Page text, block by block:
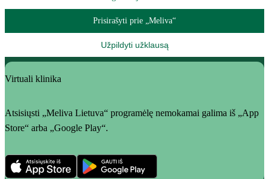
Prisirašyti prie „Meliva“
Užpildyti užklausą
Virtuali klinika
Atsisiųsti „Meliva Lietuva“ programėlę nemokamai galima iš „App
Store“ arba „Google Play“.